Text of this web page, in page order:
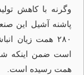
وگرنه با کاهش
پاشنه آشیل این
همت رسیده است.